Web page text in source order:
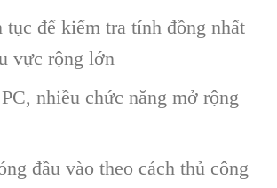
tục để kiểm tra tính đồng nhất
vực rộng lớn
nhiều chức năng mở rộng
đầu vào theo cách thủ công